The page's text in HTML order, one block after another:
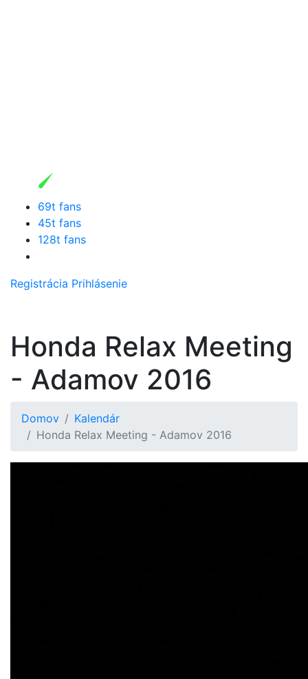
69t fans
45t fans
128t fans
Registrácia Prihlásenie
Honda Relax Meeting
- Adamov 2016
Domov
Kalendár
Honda Relax Meeting - Adamov 2016